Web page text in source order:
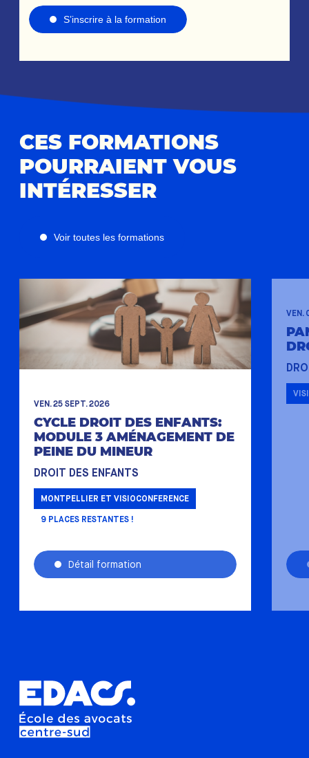
S’inscrire à la formation
CES FORMATIONS
POURRAIENT VOUS
INTÉRESSER
Voir toutes les formations
VEN. 25 SEPT. 2026
CYCLE DROIT DES ENFANTS:
MODULE 3 AMÉNAGEMENT DE
PEINE DU MINEUR
DROIT DES ENFANTS
MONTPELLIER ET VISIOCONFERENCE
9 PLACES RESTANTES !
Détail formation
VEN.